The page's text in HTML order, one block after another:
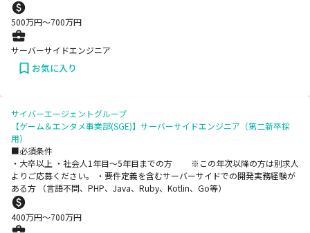
500万円〜700万円
サーバーサイドエンジニア
お気に入り
サイバーエージェントグループ
【ゲーム＆エンタメ事業部(SGE)】サーバーサイドエンジニア（第二新卒採
用）
■必須条件
・大卒以上 ・社会人1年目～5年目までの方 ※この年次以降の方は別求人
よりご応募ください。 ・要件定義を含むサーバーサイドでの開発実務経験が
ある方 （言語不問、PHP、Java、Ruby、Kotlin、Go等）
400万円〜700万円